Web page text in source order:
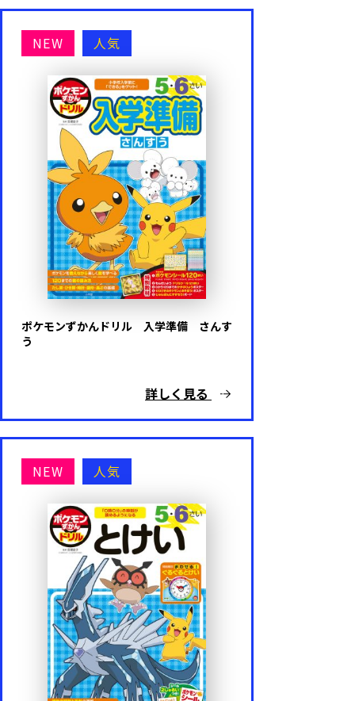
NEW 人気
ポケモンずかんドリル 入学準備 さんす
う
詳しく見る
NEW 人気